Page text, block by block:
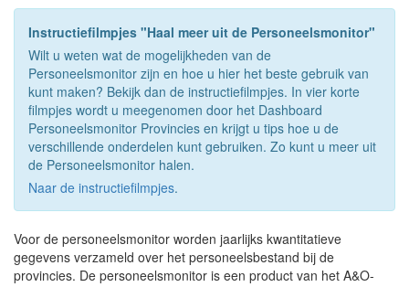
Instructiefilmpjes "Haal meer uit de Personeelsmonitor"
Wilt u weten wat de mogelijkheden van de
Personeelsmonitor zijn en hoe u hier het beste gebruik van
kunt maken? Bekijk dan de instructiefilmpjes. In vier korte
filmpjes wordt u meegenomen door het Dashboard
Personeelsmonitor Provincies en krijgt u tips hoe u de
verschillende onderdelen kunt gebruiken. Zo kunt u meer uit
de Personeelsmonitor halen.
Naar de instructiefilmpjes.
Voor de personeelsmonitor worden jaarlijks kwantitatieve
gegevens verzameld over het personeelsbestand bij de
provincies. De personeelsmonitor is een product van het A&O-